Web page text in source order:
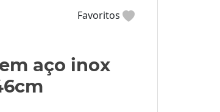
Favoritos
aço inox